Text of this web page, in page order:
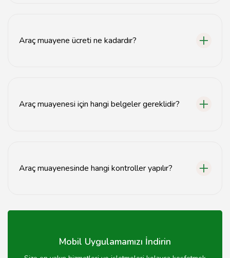
Araç muayene ücreti ne kadardır?
Araç muayenesi için hangi belgeler gereklidir?
Araç muayenesinde hangi kontroller yapılır?
aydınlatma sistemleri ve emisyon değerleri gibi birçok
Mobil Uygulamamızı İndirin